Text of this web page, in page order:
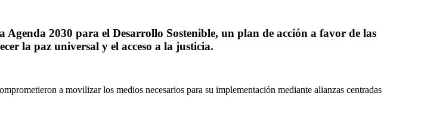
2030 para el Desarrollo Sostenible, un plan de acción a favor de las
la paz universal y el acceso a la justicia.
a movilizar los medios necesarios para su implementación mediante alianzas centradas